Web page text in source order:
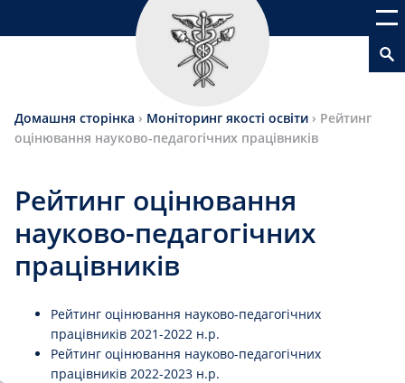
Домашня сторінка › Моніторинг якості освіти › Рейтинг
оцінювання науково-педагогічних працівників
Рейтинг оцінювання
науково-педагогічних
працівників
Рейтинг оцінювання науково-педагогічних
працівників 2021-2022 н.р.
Рейтинг оцінювання науково-педагогічних
працівників 2022-2023 н.р.